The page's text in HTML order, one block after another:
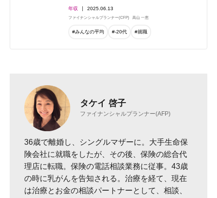
年収 2025.06.13
ファイナンシャルプランナー(CFP) 高山 一恵
#みんなの平均 #-20代 #就職
タケイ 啓子
ファイナンシャルプランナー(AFP)
36歳で離婚し、シングルマザーに。大手生命保
険会社に就職をしたが、その後、保険の総合代
理店に転職。保険の電話相談業務に従事。43歳
の時に乳がんを告知される。治療を経て、現在
は治療とお金の相談パートナーとして、相談、